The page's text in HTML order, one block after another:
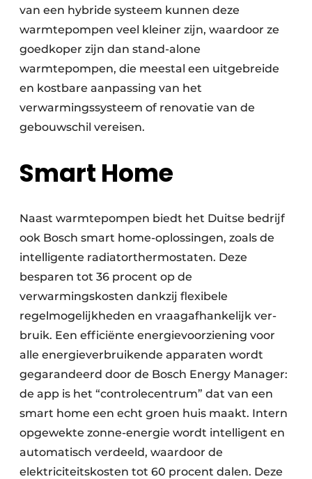
van een hybride systeem kunnen deze
warmtepompen veel kleiner zijn, waardoor ze
goedkoper zijn dan stand-alone
warmtepompen, die meestal een uitgebreide
en kostbare aanpassing van het
verwarmingssysteem of renovatie van de
gebouwschil vereisen.
Smart Home
Naast warmtepompen biedt het Duitse bedrijf
ook Bosch smart home-oplossingen, zoals de
intelligente radiatorthermostaten. Deze
besparen tot 36 procent op de
verwarmingskosten dankzij flexibele
regelmogelijkheden en vraagafhankelijk ver­
bruik. Een efficiënte energie­voorziening voor
alle energie­verbruikende apparaten wordt
gegarandeerd door de Bosch Energy Manager:
de app is het “controlecentrum” dat van een
smart home een echt groen huis maakt. Intern
opgewekte zonne-energie wordt intelligent en
auto­matisch verdeeld, waardoor de
elektriciteits­kosten tot 60 procent dalen. Deze